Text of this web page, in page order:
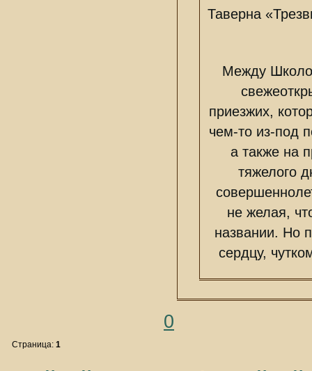
Таверна
Между
приезжих,
чем-то из-под
а также на
тяжелого
не желая,
названии. Но
сердцу,
0
Страница:1